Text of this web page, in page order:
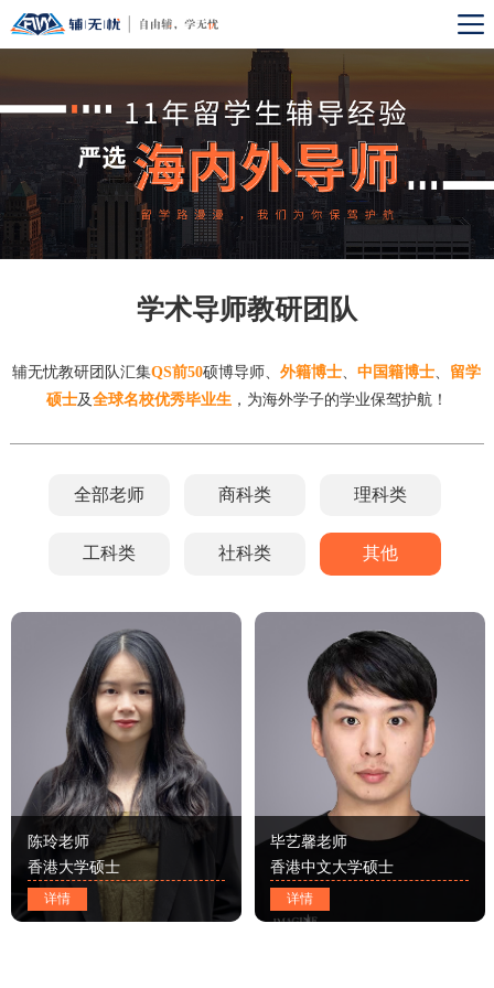
学术导师教研团队
辅无忧教研团队汇集QS前50硕博导师、外籍博士 、中国籍博士
留学
硕士及全球名校优秀毕业生 ，为海外学子的学业保驾护航！
全部老师 商科类 理科类
工科类 社科类 其他
陈玲老师
香港大学硕士
详情
毕艺馨老师
香港中文大学硕士
详情